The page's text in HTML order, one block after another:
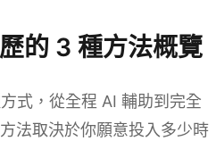
的 3 種方法概覽
式，從全程 AI 輔助到完全
法取決於你願意投入多少時